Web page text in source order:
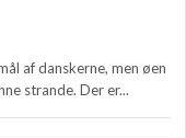
af danskerne, men øen
strande. Der er...